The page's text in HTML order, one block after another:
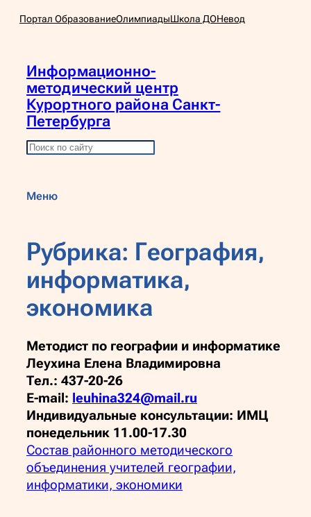
Перейти
Портал ОбразованиеОлимпиадыШкола ДОНевод
Информационно-
методический центр
Курортного района Санкт-
Петербурга
П
с
Меню
Рубрика: География,
информатика,
экономика
Методист по географии и информатике
Леухина Елена Владимировна
Тел.: 437-20-26
E-mail: leuhina324@mail.ru
Индивидуальные консультации: ИМЦ
понедельник 11.00-17.30
Состав районного методического
объединения учителей географии,
информатики, экономики